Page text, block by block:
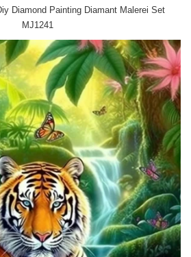
Diamond Painting Diamant Malerei Set
MJ1241